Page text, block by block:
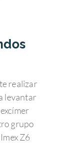
realizar
levantar
grupo
Z6